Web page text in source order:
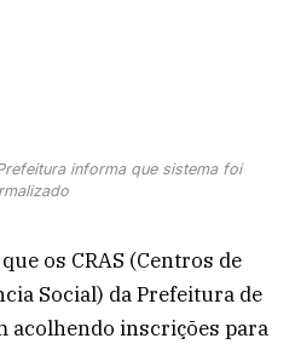
informa que sistema foi
os CRAS (Centros de
Social) da Prefeitura de
acolhendo inscrições para